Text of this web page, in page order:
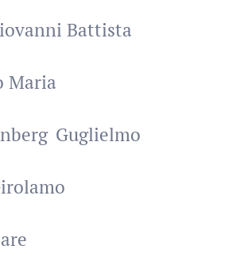
Battista
Maria
Guglielmo